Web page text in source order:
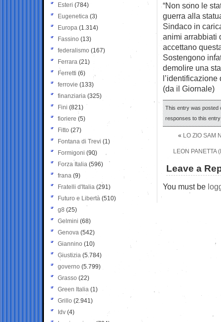
“Non sono le
guerra alla
Sindaco in
animi arrabbiati
accettano
Sostengono
demolire una
l’identificazione
(da il Giornale)
This entry was posted
responses to this
« LO ZIO SAM
LEON PANETTA
Leave a
You must be
Esteri (784)
Eugenetica (3)
Europa (1.314)
Fassino (13)
federalismo (167)
Ferrara (21)
Ferretti (6)
ferrovie (133)
finanziaria (325)
Fini (821)
fioriere (5)
Fitto (27)
Fontana di Trevi (1)
Formigoni (90)
Forza Italia (596)
frana (9)
Fratelli d'Italia (291)
Futuro e Libertà (510)
g8 (25)
Gelmini (68)
Genova (542)
Giannino (10)
Giustizia (5.784)
governo (5.799)
Grasso (22)
Green Italia (1)
Grillo (2.941)
Idv (4)